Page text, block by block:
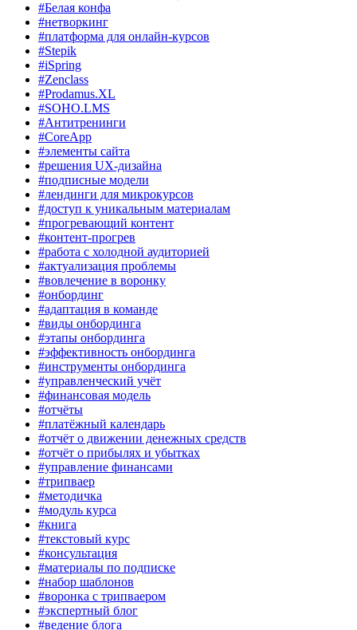
#Белая конфа
#нетворкинг
#платформа для онлайн-курсов
#Stepik
#iSpring
#Zenclass
#Prodamus.XL
#SOHO.LMS
#Антитренинги
#CoreApp
#элементы сайта
#решения UX-дизайна
#подписные модели
#лендинги для микрокурсов
#доступ к уникальным материалам
#прогревающий контент
#контент-прогрев
#работа с холодной аудиторией
#актуализация проблемы
#вовлечение в воронку
#онбординг
#адаптация в команде
#виды онбординга
#этапы онбординга
#эффективность онбординга
#инструменты онбординга
#управленческий учёт
#финансовая модель
#отчёты
#платёжный календарь
#отчёт о движении денежных средств
#отчёт о прибылях и убытках
#управление финансами
#трипваер
#методичка
#модуль курса
#книга
#текстовый курс
#консультация
#материалы по подписке
#набор шаблонов
#воронка с трипваером
#экспертный блог
#ведение блога